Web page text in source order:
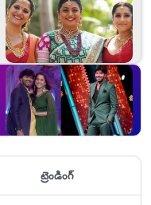
ట్రెండింగ్